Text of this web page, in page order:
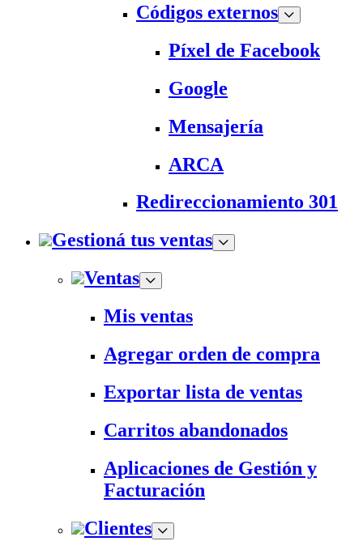
Códigos externos
Píxel de Facebook
Google
Mensajería
ARCA
Redireccionamiento 301
Gestioná tus ventas
Ventas
Mis ventas
Agregar orden de compra
Exportar lista de ventas
Carritos abandonados
Aplicaciones de Gestión y
Facturación
Clientes